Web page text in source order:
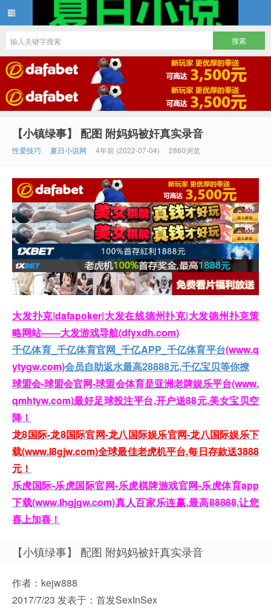
夏日小说
【小镇绿事】 配图 附妈妈被奸真实录音
性爱技巧 夏日小说网 4年前 (2022-07-04) 2860浏览
大发扑克|dafapoker|大发在线德州扑克|大发德州扑克策
略网站——大发游戏导航(dfyxdh.com)
千亿体育_千亿体育官网_千亿APP_千亿体育平台(www.q
ytygw.com)会员自助返水最高28888元,千亿宝贝等你撩
球盟会-球盟会官网-球盟会体育是亚洲老牌娱乐平台(www.
qmhtyw.com)最好足球投注平台,开户送88元,美女宝贝空
降！
龙8国际-龙8国际官网-龙八国际娱乐官网-龙八国际娱乐下
载(www.l8gjw.com)全球最佳老虎机平台,每日存款送3888
元！
乐虎国际-乐虎国际官网-乐虎棋牌游戏官网-乐虎体育app
下载(www.lhgjgw.com)真人百家乐连赢,最高88888,让您
喜上加喜！
【小镇绿事】 配图 附妈妈被奸真实录音
作者：kejw888
2017/7/23 发表于：首发SexInSex